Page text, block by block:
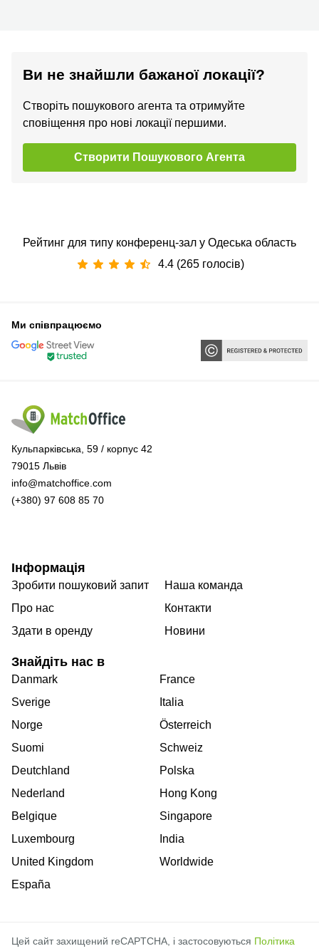
Ви не знайшли бажаної локації?
Створіть пошукового агента та отримуйте
сповіщення про нові локації першими.
Створити Пошукового Агента
Рейтинг для типу конференц-зал у Одеська область
4.4 (265 голосів)
Ми співпрацюємо
Кульпарківська, 59 / корпус 42
79015 Львів
info@matchoffice.com
(+380) 97 608 85 70
Інформація
Зробити пошуковий запит
Про нас
Здати в оренду
Наша команда
Контакти
Новини
Знайдіть нас в
Danmark
Sverige
Norge
Suomi
Deutchland
Nederland
Belgique
Luxembourg
United Kingdom
España
France
Italia
Österreich
Schweiz
Polska
Hong Kong
Singapore
India
Worldwide
Цей сайт захищений reCAPTCHA, і застосовуються Політика